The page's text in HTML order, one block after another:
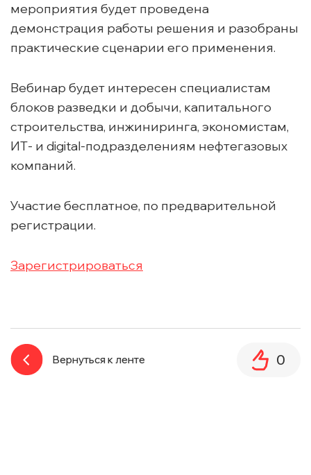
мероприятия будет проведена
демонстрация работы решения и разобраны
практические сценарии его применения.
Вебинар будет интересен специалистам
блоков разведки и добычи, капитального
строительства, инжиниринга, экономистам,
ИТ- и digital-подразделениям нефтегазовых
компаний.
Участие бесплатное, по предварительной
регистрации.
Зарегистрироваться
Вернуться к ленте 0